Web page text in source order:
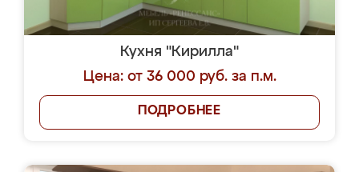
Кухня "Кирилла"
Цена: от 36 000 руб. за п.м.
ПОДРОБНЕЕ